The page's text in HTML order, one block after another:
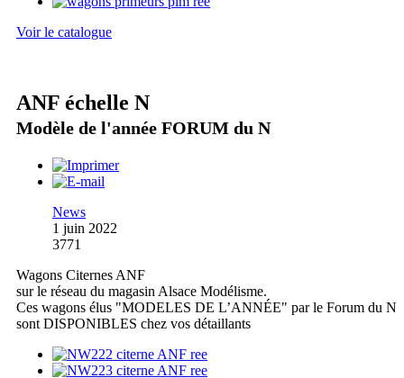
Voir le catalogue
ANF échelle N
Modèle de l'année FORUM du N
News
1 juin 2022
3771
Wagons Citernes ANF
sur le réseau du magasin Alsace Modélisme.
Ces wagons élus "MODELES DE L’ANNÉE" par le Forum du N
sont DISPONIBLES chez vos détaillants